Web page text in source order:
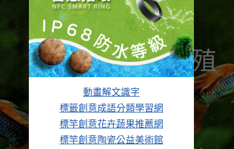
動畫解文識字
標籤創意成語分類學習網
標竿創意花卉蔬果推薦網
標竿創意陶瓷公益美術館
飼養與繁殖